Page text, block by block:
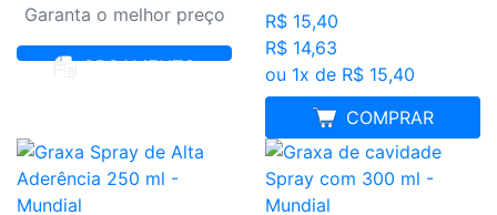
Garanta o melhor preço
ORÇAMENTO
R$ 15,40
R$ 14,63
ou 1x de R$ 15,40
COMPRAR
MELHOR PREÇO